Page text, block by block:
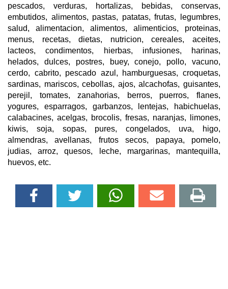
pescados, verduras, hortalizas, bebidas, conservas,
embutidos, alimentos, pastas, patatas, frutas, legumbres,
salud, alimentacion, alimentos, alimenticios, proteinas,
menus, recetas, dietas, nutricion, cereales, aceites,
lacteos, condimentos, hierbas, infusiones, harinas,
helados, dulces, postres, buey, conejo, pollo, vacuno,
cerdo, cabrito, pescado azul, hamburguesas, croquetas,
sardinas, mariscos, cebollas, ajos, alcachofas, guisantes,
perejil, tomates, zanahorias, berros, puerros, flanes,
yogures, esparragos, garbanzos, lentejas, habichuelas,
calabacines, acelgas, brocolis, fresas, naranjas, limones,
kiwis, soja, sopas, pures, congelados, uva, higo,
almendras, avellanas, frutos secos, papaya, pomelo,
judias, arroz, quesos, leche, margarinas, mantequilla,
huevos, etc.